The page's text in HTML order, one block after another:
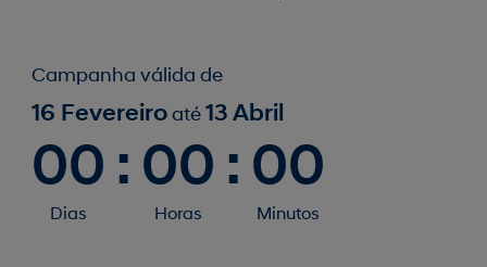
Campanha válida de
16 Fevereiroaté13 Abril
00 : 00 : 00
Dias Horas Minutos